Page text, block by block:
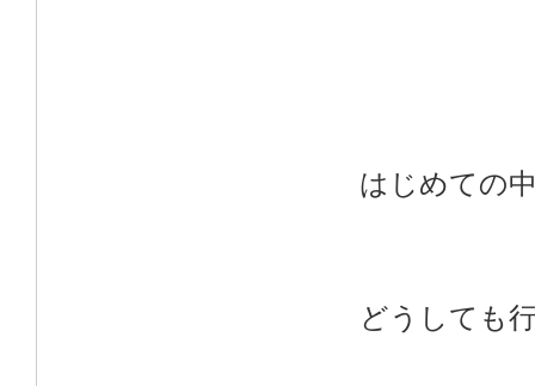
はじめての
どうしても